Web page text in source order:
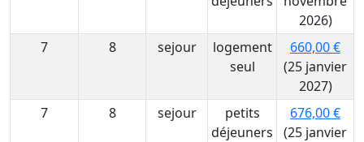
2026)
7
8 sejour
logement
seul
660,00 €
(25 janvier
2027)
7
8 sejour
petits
déjeuners
676,00 €
(25 janvier